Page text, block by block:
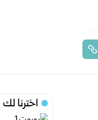
اخترنا لك